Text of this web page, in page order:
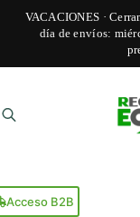
VACACIONES ·
día de envíos:
contenido
Acceso B2B